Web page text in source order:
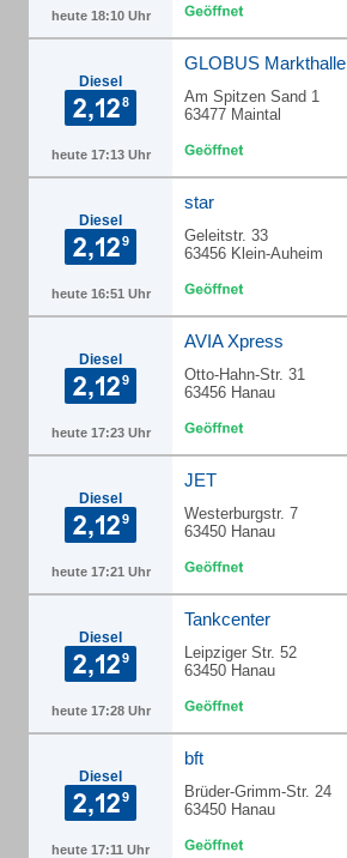
heute 18:10 Uhr
Diesel
heute 17:13 Uhr
GLOBUS Markthalle
Am Spitzen Sand 1
63477 Maintal
Diesel
heute 16:51 Uhr
star
Geleitstr. 33
63456 Klein-Auheim
Diesel
heute 17:23 Uhr
AVIA Xpress
Otto-Hahn-Str. 31
63456 Hanau
Diesel
heute 17:21 Uhr
JET
Westerburgstr. 7
63450 Hanau
Diesel
heute 17:28 Uhr
Tankcenter
Leipziger Str. 52
63450 Hanau
Diesel
heute 17:11 Uhr
bft
Brüder-Grimm-Str. 24
63450 Hanau